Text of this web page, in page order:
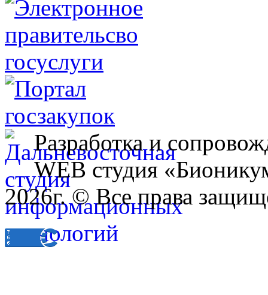
Разработка и
WEB студия
2026г. © Все права